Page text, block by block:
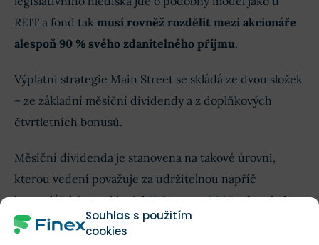
Souhlas s použitím
cookies
REIT a fond tak musí rovněž rozdělit mezi akcionáře
alespoň 90 % svého zdanitelného příjmu.
Výplatní strategie Main Street se skládá ze dvou složek
– ze základní měsíční dividendy a z doplňkových
čtvrtletních bonusů.
Měsíční dividenda je stanovena na takové úrovni,
kterou vedení považuje za udržitelnou napříč
hospodářskými cykly.OdIPOv roce 2007 tak nebyla
nikdy snížena.